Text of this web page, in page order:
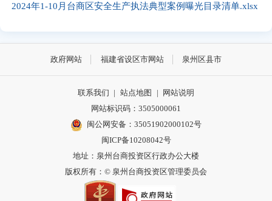
2024年1-10月台商区安全生产执法典型案例曝光目录清单.xlsx
政府网站 福建省设区市网站 泉州区县市
联系我们 | 站点地图 |
网站说明
网站标识码：3505000061
闽公网安备：35051902000102号
闽ICP备10208042号
地址：泉州台商投资区行政办公大楼
版权所有：© 泉州台商投资区管理委员会